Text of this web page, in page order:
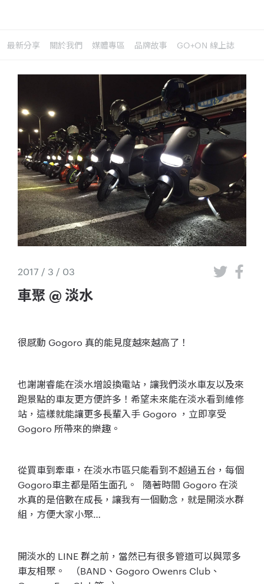
最新分享 關於我們 媒體專區 品牌故事 GO+ON 線上誌
2017 / 3 / 03
車聚 @ 淡水
很感動 Gogoro 真的能見度越來越高了！
也謝謝睿能在淡水增設換電站，讓我們淡水車友以及來
跑景點的車友更方便許多！希望未來能在淡水看到維修
站，這樣就能讓更多長輩入手 Gogoro ，立即享受
Gogoro 所帶來的樂趣。
從買車到牽車，在淡水市區只能看到不超過五台，每個
Gogoro車主都是陌生面孔。 隨著時間 Gogoro 在淡
水真的是倍數在成長，讓我有一個動念，就是開淡水群
組，方便大家小聚…
開淡水的 LINE 群之前，當然已有很多管道可以與眾多
車友相聚。 （BAND、Gogoro Owenrs Club、